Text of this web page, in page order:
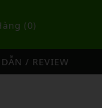
(0)
/ REVIEW